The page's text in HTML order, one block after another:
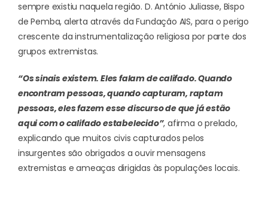
sempre existiu naquela região. D. António Juliasse, Bispo
de Pemba, alerta através da Fundação AIS, para o perigo
crescente da instrumentalização religiosa por parte dos
grupos extremistas.
“Os sinais existem. Eles falam de califado. Quando
encontram pessoas, quando capturam, raptam
pessoas, eles fazem esse discurso de que já estão
aqui com o califado estabelecido”, afirma o prelado,
explicando que muitos civis capturados pelos
insurgentes são obrigados a ouvir mensagens
extremistas e ameaças dirigidas às populações locais.